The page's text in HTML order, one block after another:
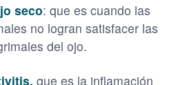
seco: que es cuando las
no logran satisfacer las
del ojo.
que es la inflamación